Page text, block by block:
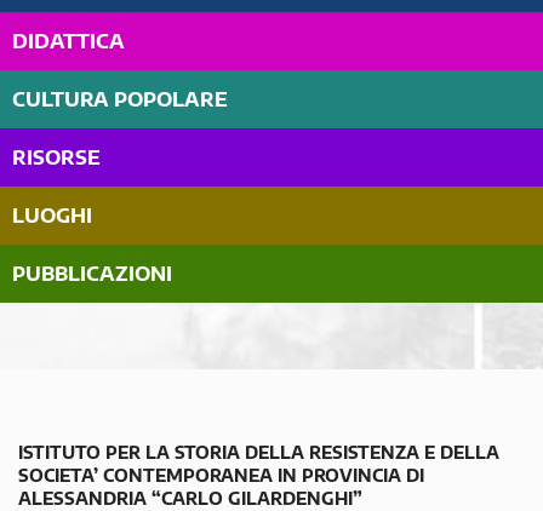
DIDATTICA
CULTURA POPOLARE
RISORSE
LUOGHI
PUBBLICAZIONI
ISTITUTO PER LA STORIA DELLA RESISTENZA E DELLA
SOCIETA’ CONTEMPORANEA IN PROVINCIA DI
ALESSANDRIA “CARLO GILARDENGHI”